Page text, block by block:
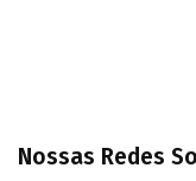
Nossas Redes